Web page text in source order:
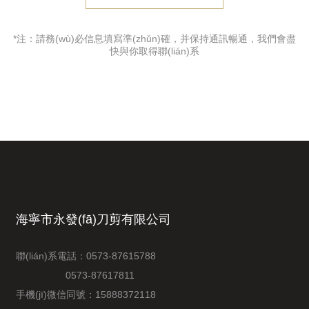
*注：請務(wù)必信息填寫準(zhǔn)確，并保持通訊暢通，我們會盡
快與你取得聯(lián)系
海寧市永發(fā)刀剪有限公司
聯(lián)系電話： 0573-87615788
0573-87617811
手機(jī)微信同號： 15888372118